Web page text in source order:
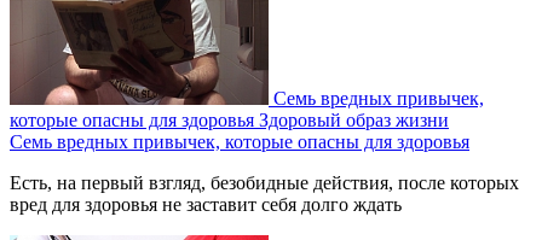
Семь вредных привычек,
которые опасны для здоровья Здоровый образ жизни
Семь вредных привычек, которые опасны для здоровья
Есть, на первый взгляд, безобидные действия, после которых
вред для здоровья не заставит себя долго ждать